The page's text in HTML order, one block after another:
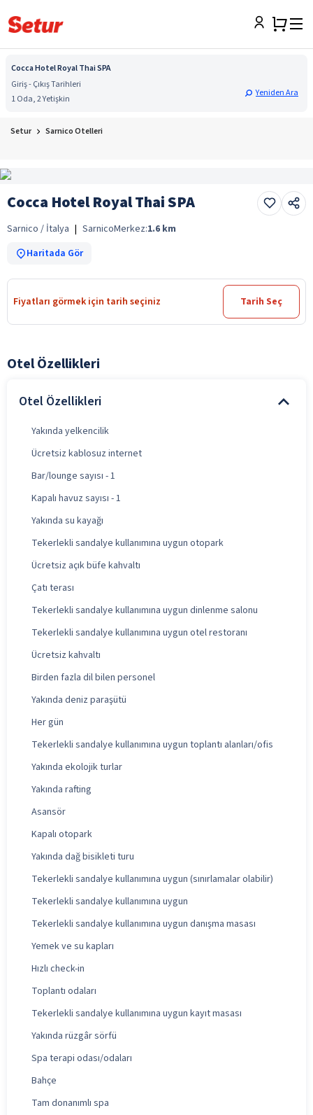
Cocca Hotel Royal Thai SPA
Giriş - Çıkış Tarihleri
1 Oda, 2 Yetişkin
Yeniden Ara
Setur Sarnico Otelleri
Cocca Hotel Royal Thai SPA
Sarnico / İtalya | SarnicoMerkez:1.6 km
Haritada Gör
Fiyatları görmek için tarih seçiniz Tarih Seç
Otel Özellikleri
Otel Özellikleri
Yakında yelkencilik
Ücretsiz kablosuz internet
Bar/lounge sayısı - 1
Kapalı havuz sayısı - 1
Yakında su kayağı
Tekerlekli sandalye kullanımına uygun otopark
Ücretsiz açık büfe kahvaltı
Çatı terası
Tekerlekli sandalye kullanımına uygun dinlenme salonu
Tekerlekli sandalye kullanımına uygun otel restoranı
Ücretsiz kahvaltı
Birden fazla dil bilen personel
Yakında deniz paraşütü
Her gün
Tekerlekli sandalye kullanımına uygun toplantı alanları/ofis
Yakında ekolojik turlar
Yakında rafting
Asansör
Kapalı otopark
Yakında dağ bisikleti turu
Tekerlekli sandalye kullanımına uygun (sınırlamalar olabilir)
Tekerlekli sandalye kullanımına uygun
Tekerlekli sandalye kullanımına uygun danışma masası
Yemek ve su kapları
Hızlı check-in
Toplantı odaları
Tekerlekli sandalye kullanımına uygun kayıt masası
Yakında rüzgâr sörfü
Spa terapi odası/odaları
Bahçe
Tam donanımlı spa